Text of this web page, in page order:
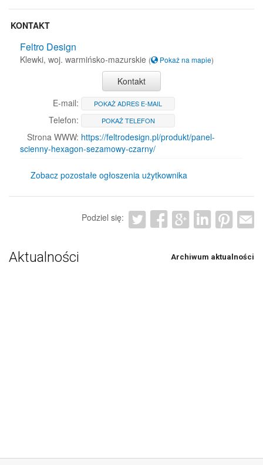
KONTAKT
Feltro Design
Klewki, woj. warmińsko-mazurskie ( Pokaż na mapie)
Kontakt
E-mail:
POKAŻ ADRES E-MAIL
Telefon: POKAŻ TELEFON
Strona WWW: https://feltrodesign.pl/produkt/panel-
scienny-hexagon-sezamowy-czarny/
Zobacz pozostałe ogłoszenia użytkownika
Podziel się:
Aktualności Archiwum aktualności